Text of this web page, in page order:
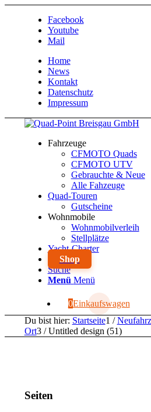
Facebook
Youtube
Mail
Home
News
Kontakt
Datenschutz
Impressum
Fahrzeuge
CFMOTO Quads
CFMOTO UTV
Gebrauchte & Neue
Alle Fahzeuge
Quad-Touren
Gutscheine
Wohnmobile
Wohnmobilverleih
Stellplätze
Yacht-Charter
Shop
Suche
Menü Menü
0Einkaufswagen
Du bist hier: Startseite1 /
Ort3 / Untitled design (51)
Seiten